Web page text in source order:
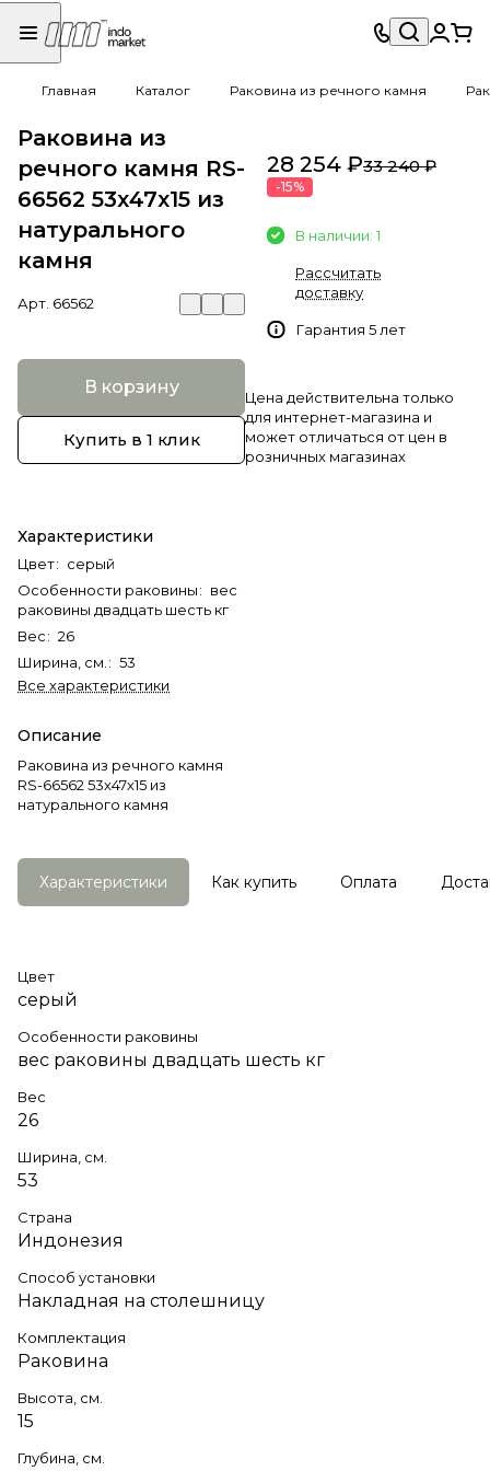
Главная Каталог Раковина из речного камня
Раковина из
речного камня RS-
66562 53х47х15 из
натурального
камня
Арт. 66562
В корзину
Купить в 1 клик
Характеристики
Цвет: серый
Особенности раковины: вес
раковины двадцать шесть кг
Вес: 26
Ширина, см. : 53
Все характеристики
Описание
Раковина из речного камня
RS-66562 53х47х15 из
натурального камня
28 254 ₽33 240 ₽
-15%
В наличии: 1
Рассчитать
доставку
Гарантия 5 лет
Цена действительна только
для интернет-магазина и
может отличаться от цен в
розничных магазинах
Характеристики Как купить Оплата
Цвет
серый
Особенности раковины
вес раковины двадцать шесть кг
Вес
26
Ширина, см.
53
Страна
Индонезия
Способ установки
Накладная на столешницу
Комплектация
Раковина
Высота, см.
15
Глубина, см.